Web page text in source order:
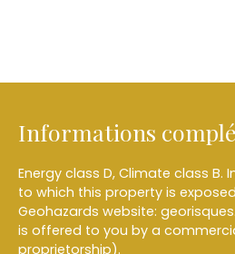
Informations
Energy class D, Climate class B.
to which this property is
Geohazards website:
is offered to you by a
proprietorship).